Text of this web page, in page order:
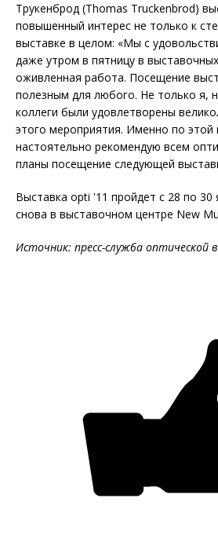
Трукенброд (Thomas Truckenbrod)
повышенный интерес не только к
выставке в целом: «Мы с
даже утром в пятницу в
оживленная работа. Посещение
полезным для любого. Не только я,
коллеги были удовлетворены
этого мероприятия. Именно по этой
настоятельно рекомендую всем
планы посещение следующей
Выставка opti '11 пройдет с 28 по 30
снова в выставочном центре New
Источник: пресс-служба оптической